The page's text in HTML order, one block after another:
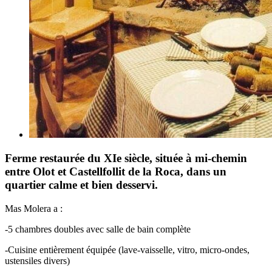
Ferme restaurée du XIe siècle, située à mi-chemin
entre Olot et Castellfollit de la Roca, dans un
quartier calme et bien desservi.
Mas Molera a :
-5 chambres doubles avec salle de bain complète
-Cuisine entièrement équipée (lave-vaisselle, vitro, micro-ondes,
ustensiles divers)